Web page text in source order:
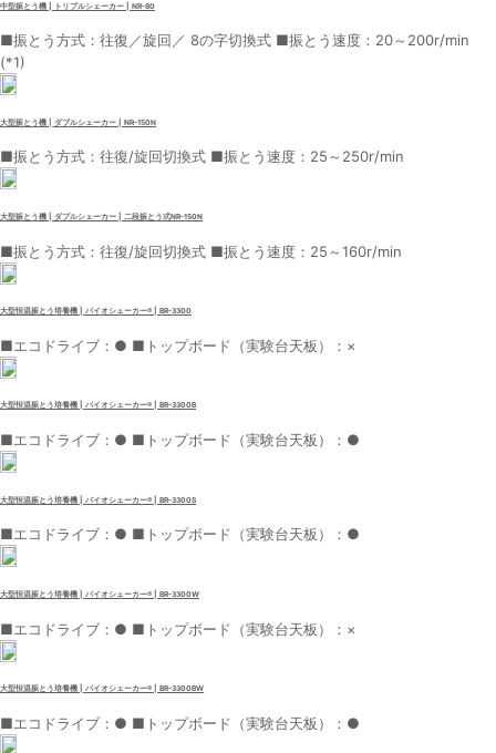
中型振とう機 | トリプルシェーカー | NR-80
■振とう方式：往復／旋回／ 8の字切換式 ■振とう速度：20～200r/min
(*1)
大型振とう機 | ダブルシェーカー | NR-150N
■振とう方式：往復/旋回切換式 ■振とう速度：25～250r/min
大型振とう機 | ダブルシェーカー | 二段振とう式NR-150N
■振とう方式：往復/旋回切換式 ■振とう速度：25～160r/min
大型恒温振とう培養機 | バイオシェーカー® | BR-3300
■エコドライブ：● ■トップボード（実験台天板）：×
大型恒温振とう培養機 | バイオシェーカー® | BR-3300B
■エコドライブ：● ■トップボード（実験台天板）：●
大型恒温振とう培養機 | バイオシェーカー® | BR-3300S
■エコドライブ：● ■トップボード（実験台天板）：●
大型恒温振とう培養機 | バイオシェーカー® | BR-3300W
■エコドライブ：● ■トップボード（実験台天板）：×
大型恒温振とう培養機 | バイオシェーカー® | BR-3300BW
■エコドライブ：● ■トップボード（実験台天板）：●